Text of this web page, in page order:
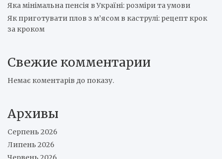
Яка мінімальна пенсія в Україні: розміри та умови
Як приготувати плов з м’ясом в каструлі: рецепт крок
за кроком
Свежие комментарии
Немає коментарів до показу.
Архивы
Серпень 2026
Липень 2026